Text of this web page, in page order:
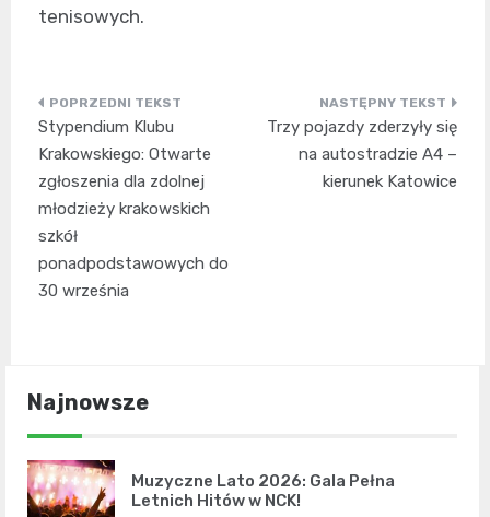
tenisowych.
Nawigacja
wpisu
Stypendium Klubu
Krakowskiego: Otwarte
zgłoszenia dla zdolnej
młodzieży krakowskich
szkół
ponadpodstawowych do
30 września
Trzy pojazdy zderzyły się
na autostradzie A4 –
kierunek Katowice
Najnowsze
Muzyczne Lato 2026: Gala Pełna
Letnich Hitów w NCK!